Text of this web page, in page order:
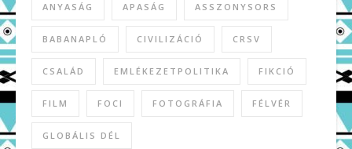
ANYASÁG APASÁG ASSZONYSORS
BABANAPLÓ CIVILIZÁCIÓ CRSV
CSALÁD EMLÉKEZETPOLITIKA FIKCIÓ
FILM FOCI FOTOGRÁFIA FÉLVÉR
GLOBÁLIS DÉL